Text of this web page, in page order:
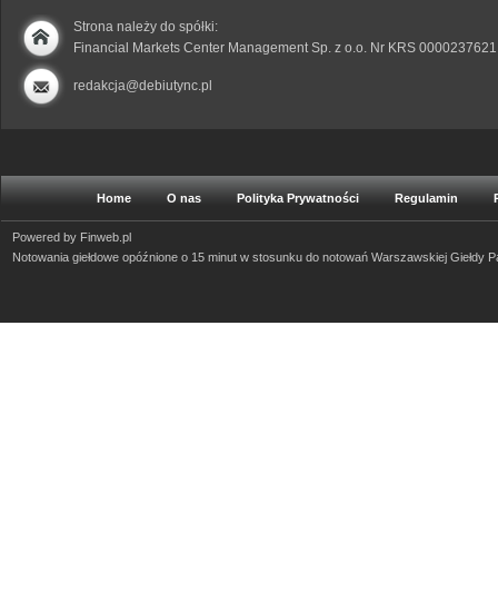
Strona należy do spółki:
Financial Markets Center Management Sp. z o.o. Nr KRS 0000237621
redakcja@debiutync.pl
Home O nas Polityka Prywatności Regulamin
Powered by Finweb.pl
Notowania giełdowe opóźnione o 15 minut w stosunku do notowań Warszawskiej Giełdy